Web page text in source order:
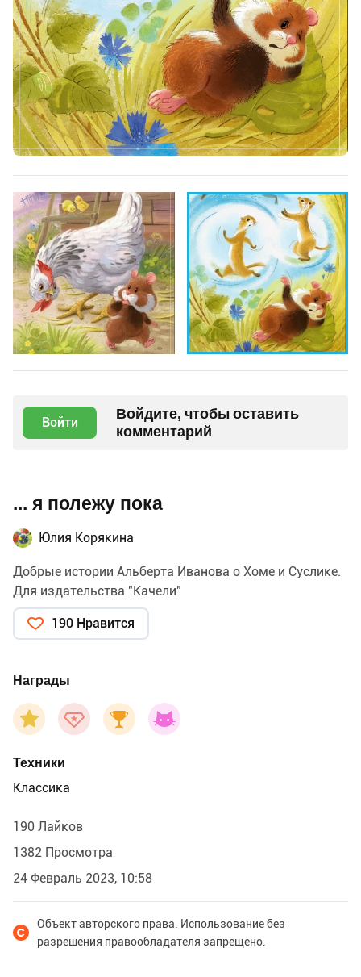
Войти
Войдите, чтобы оставить
комментарий
... я полежу пока
Юлия Корякина
Добрые истории Альберта Иванова о Хоме и Суслике.
Для издательства "Качели"
190 Нравится
Награды
Техники
Классика
190 Лайков
1382 Просмотра
24 Февраль 2023, 10:58
Объект авторского права. Использование без
разрешения правообладателя запрещено.